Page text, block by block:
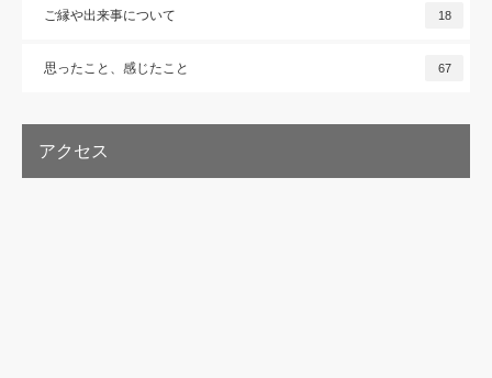
ご縁や出来事について 18
思ったこと、感じたこと 67
アクセス